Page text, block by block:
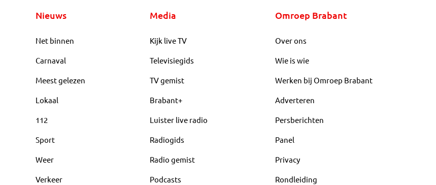
Nieuws
Net binnen
Carnaval
Meest gelezen
Lokaal
112
Sport
Weer
Verkeer
Media
Kijk live TV
Televisiegids
TV gemist
Brabant+
Luister live radio
Radiogids
Radio gemist
Podcasts
Omroep Brabant
Over ons
Wie is wie
Werken bij Omroep Brabant
Adverteren
Persberichten
Panel
Privacy
Rondleiding